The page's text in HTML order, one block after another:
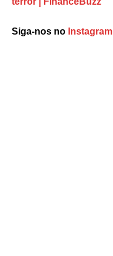
Siga-nos no Instagram